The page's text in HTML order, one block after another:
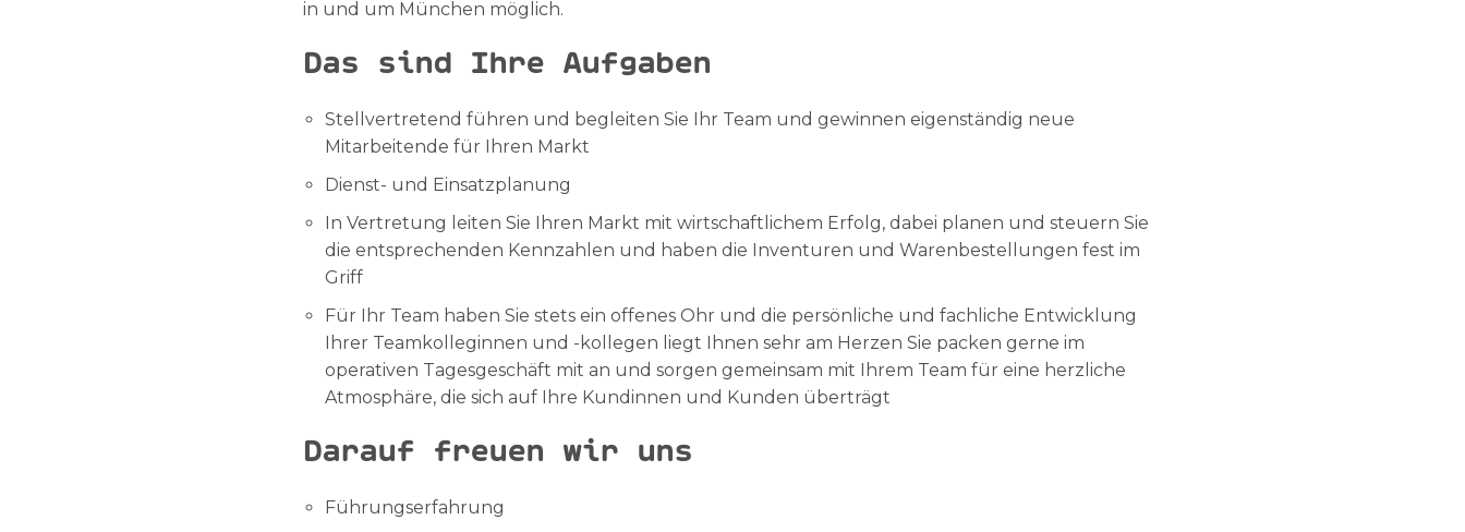
in und um München möglich.
Das sind Ihre Aufgaben
Stellvertretend führen und begleiten Sie Ihr Team und gewinnen eigenständig neue
Mitarbeitende für Ihren Markt
Dienst- und Einsatzplanung
In Vertretung leiten Sie Ihren Markt mit wirtschaftlichem Erfolg, dabei planen und steuern Sie
die entsprechenden Kennzahlen und haben die Inventuren und Warenbestellungen fest im
Griff
Für Ihr Team haben Sie stets ein offenes Ohr und die persönliche und fachliche Entwicklung
Ihrer Teamkolleginnen und -kollegen liegt Ihnen sehr am Herzen Sie packen gerne im
operativen Tagesgeschäft mit an und sorgen gemeinsam mit Ihrem Team für eine herzliche
Atmosphäre, die sich auf Ihre Kundinnen und Kunden überträgt
Darauf freuen wir uns
Führungserfahrung